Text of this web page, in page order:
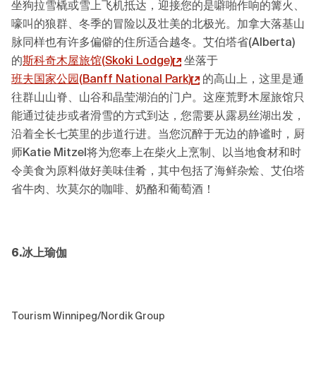
坐狗拉雪橇或雪上飞机抵达，迎接您的是噼啪作响的篝火、
嚎叫的狼群、冬季的冒险以及壮美的北极光。加拿大落基山
脉同样也有许多偏僻的住所适合越冬。艾伯塔省(Alberta)
的斯科奇木屋旅馆(Skoki Lodge)
坐落于
班夫国家公园(Banff National Park)
的高山上，这里是通
往群山山脊、山谷和晶莹湖泊的门户。这座荒野木屋旅馆只
能通过徒步或者滑雪的方式到达，您需要从露易丝湖出发，
沿着全长七英里的步道行进。当您沉醉于无边的静谧时，厨
师Katie Mitzel将为您奉上在柴火上烹制、以当地食材和时
令美食为原料做好美味佳肴，其中包括了海鲜杂烩、艾伯塔
省牛肉、坎莫尔的咖啡、奶酪和葡萄酒！
6.冰上瑜伽
Tourism Winnipeg/Nordik Group